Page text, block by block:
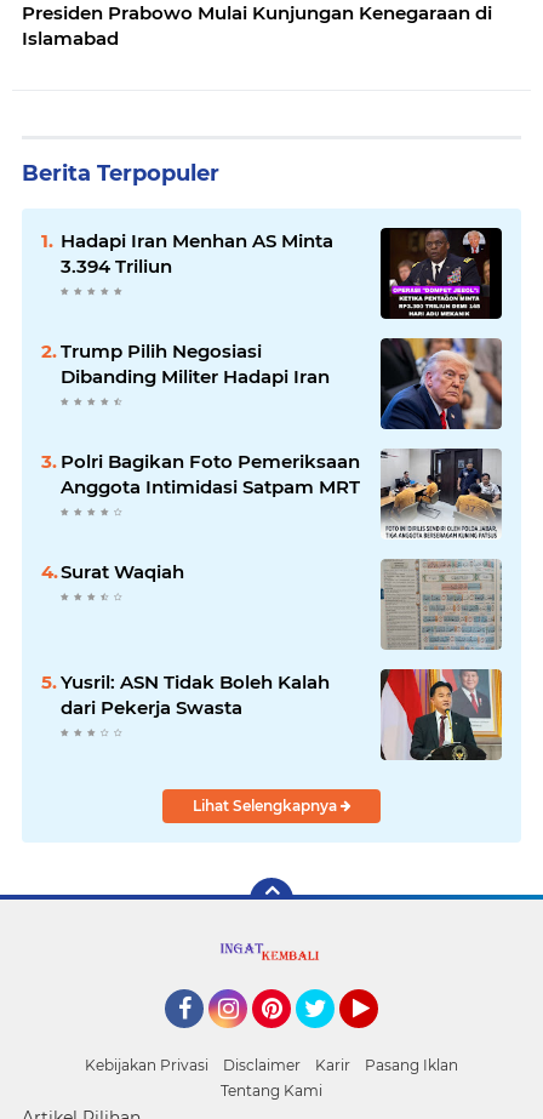
Presiden Prabowo Mulai Kunjungan Kenegaraan di
Islamabad
Berita Terpopuler
Hadapi Iran Menhan AS Minta
3.394 Triliun
Trump Pilih Negosiasi
Dibanding Militer Hadapi Iran
Polri Bagikan Foto Pemeriksaan
Anggota Intimidasi Satpam MRT
Surat Waqiah
Yusril: ASN Tidak Boleh Kalah
dari Pekerja Swasta
Lihat Selengkapnya
Kebijakan Privasi Disclaimer Karir
Pasang Iklan
Tentang Kami